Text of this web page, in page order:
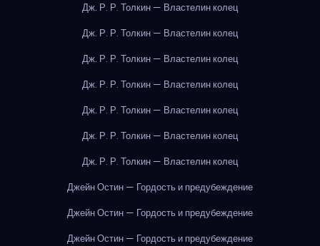
Дж. Р. Р. Толкин — Властелин колец
Дж. Р. Р. Толкин — Властелин колец
Дж. Р. Р. Толкин — Властелин колец
Дж. Р. Р. Толкин — Властелин колец
Дж. Р. Р. Толкин — Властелин колец
Дж. Р. Р. Толкин — Властелин колец
Дж. Р. Р. Толкин — Властелин колец
Джейн Остин — Гордость и предубеждение
Джейн Остин — Гордость и предубеждение
Джейн Остин — Гордость и предубеждение